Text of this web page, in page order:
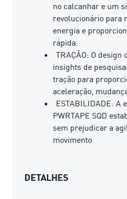
no calcanhar e um
revolucionário para
energia e
rápida.
TRAÇÃO: O design
insights de
tração para
aceleração,
ESTABILIDADE: A
PWRTAPE SQD
sem prejudicar a
movimento
DETALHES